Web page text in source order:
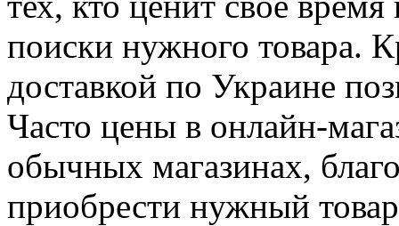
поиски нужного товара.
доставкой по Украине
Часто цены в онлайн-
обычных магазинах,
приобрести нужный